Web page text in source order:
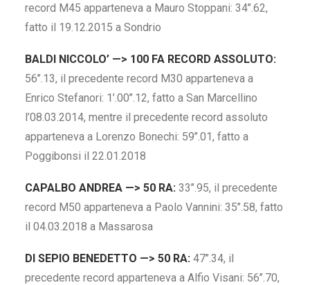
record M45 apparteneva a Mauro Stoppani: 34’’.62,
fatto il 19.12.2015 a Sondrio
BALDI NICCOLO’ —> 100 FA RECORD ASSOLUTO:
56’’.13, il precedente record M30 apparteneva a
Enrico Stefanori: 1’.00’’.12, fatto a San Marcellino
l’08.03.2014, mentre il precedente record assoluto
apparteneva a Lorenzo Bonechi: 59’’.01, fatto a
Poggibonsi il 22.01.2018
CAPALBO ANDREA —> 50 RA: 33’’.95, il precedente
record M50 apparteneva a Paolo Vannini: 35’’.58, fatto
il 04.03.2018 a Massarosa
DI SEPIO BENEDETTO —> 50 RA: 47’’.34, il
precedente record apparteneva a Alfio Visani: 56’’.70,